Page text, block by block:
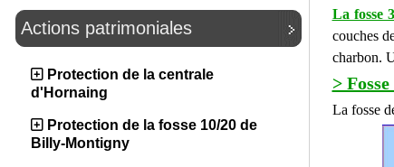
Actions patrimoniales
Protection de la centrale
d'Hornaing
Protection de la fosse 10/20 de
Billy-Montigny
La fosse
couches
charbon.
>
La fosse